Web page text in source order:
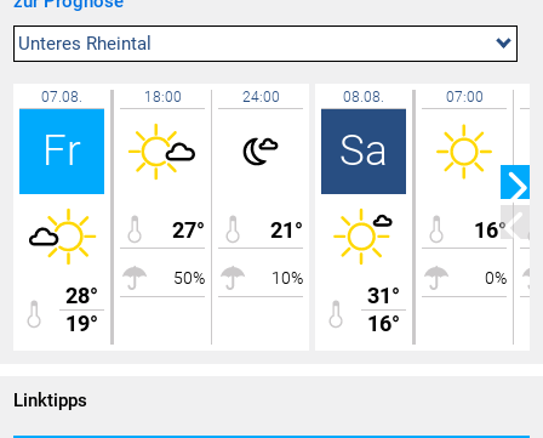
29,6 °C
29,6 °C
29,6 °C Hard
29,6 °C Bassersdorf
29,6 °C Amriswil
29,6 °C Lauterach
29,6 °C Hallau
29,6 °C Götzis - Unteres Kirla
Unteres Rheintal
07.08.
Fr
28°
19°
18:00
27°
50%
24:00
21°
10%
08.08.
Sa
31°
16°
07:00
16°
0%
Linktipps